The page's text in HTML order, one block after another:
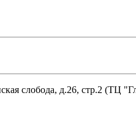
слобода, д.26, стр.2 (ТЦ